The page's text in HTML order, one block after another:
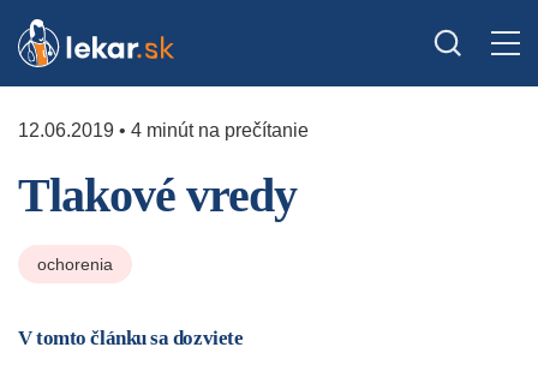
12.06.2019 • 4 minút na prečítanie
Tlakové vredy
ochorenia
V tomto článku sa dozviete